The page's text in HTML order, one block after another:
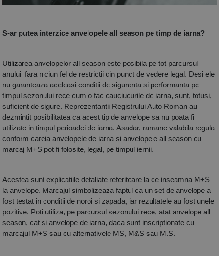
S-ar putea interzice anvelopele all season pe timp de iarna?
Utilizarea anvelopelor all season este posibila pe tot parcursul
anului, fara niciun fel de restrictii din punct de vedere legal. Desi ele
nu garanteaza aceleasi conditii de siguranta si performanta pe
timpul sezonului rece cum o fac cauciucurile de iarna, sunt, totusi,
suficient de sigure. Reprezentantii Registrului Auto Roman au
dezmintit posibilitatea ca acest tip de anvelope sa nu poata fi
utilizate in timpul perioadei de iarna. Asadar, ramane valabila regula
conform careia anvelopele de iarna si anvelopele all season cu
marcaj M+S pot fi folosite, legal, pe timpul iernii.
Acestea sunt explicatiile detaliate referitoare la ce inseamna M+S
la anvelope. Marcajul simbolizeaza faptul ca un set de anvelope a
fost testat in conditii de noroi si zapada, iar rezultatele au fost unele
pozitive. Poti utiliza, pe parcursul sezonului rece, atat anvelope all
season, cat si anvelope de iarna, daca sunt inscriptionate cu
marcajul M+S sau cu alternativele MS, M&S sau M.S.